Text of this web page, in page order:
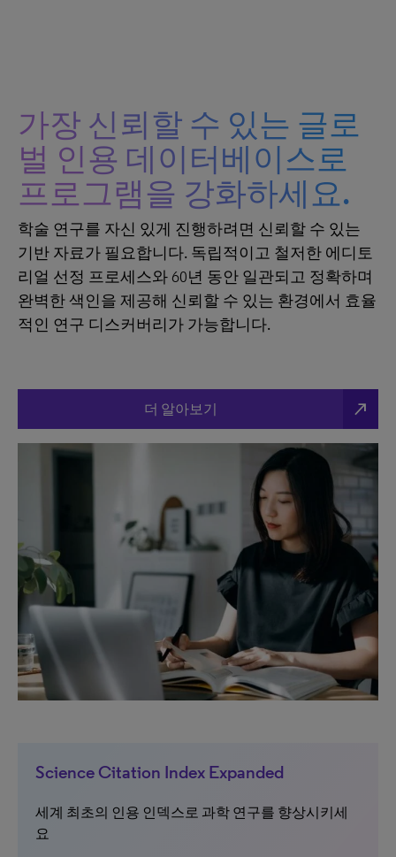
가장 신뢰할 수 있는 글로
벌 인용 데이터베이스로
프로그램을 강화하세요.
학술 연구를 자신 있게 진행하려면 신뢰할 수 있는
기반 자료가 필요합니다. 독립적이고 철저한 에디토
리얼 선정 프로세스와 60년 동안 일관되고 정확하며
완벽한 색인을 제공해 신뢰할 수 있는 환경에서 효율
적인 연구 디스커버리가 가능합니다.
더 알아보기 north_east
Science Citation Index Expanded
세계 최초의 인용 인덱스로 과학 연구를 향상시키세
요